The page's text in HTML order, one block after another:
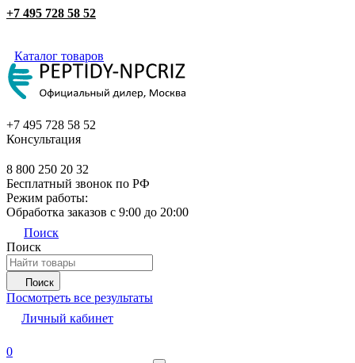
+7 495 728 58 52
Каталог товаров
+7 495 728 58 52
Консультация
8 800 250 20 32
Бесплатный звонок по РФ
Режим работы:
Обработка заказов с 9:00 до 20:00
Поиск
Поиск
Поиск
Посмотреть все результаты
Личный кабинет
0